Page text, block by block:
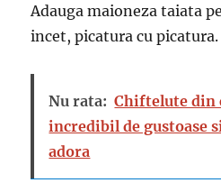
Adauga maioneza taiata
incet, picatura cu picatura.
Nu rata: Chiftelute din
incredibil de gustoase
adora